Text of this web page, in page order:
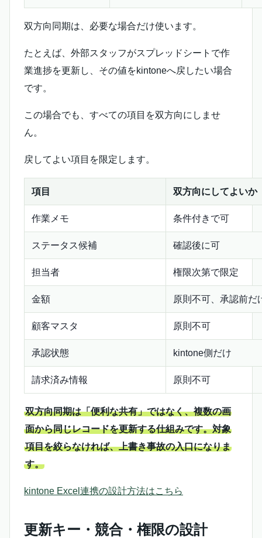
双方向同期は、必要な場合だけ使います。
たとえば、外部スタッフがスプレッドシートで作
業進捗を更新し、その値をkintoneへ戻したい場合
です。
この場合でも、すべての項目を双方向にしませ
ん。
戻してよい項目を限定します。
項目 双方向にしてよいか
作業メモ 条件付きで可
ステータス候補 確認後に可
担当者 権限次第で限定
金額 原則不可、承認前だ
顧客マスタ 原則不可
承認状態 kintone側だけ
請求済み情報 原則不可
双方向同期は「便利な共有」ではなく、複数の画
面から同じレコードを更新する仕組みです。対象
項目を絞らなければ、上書き事故の入口になりま
す。
kintone Excel連携の設計方法はこちら
更新キー・競合・権限の設計